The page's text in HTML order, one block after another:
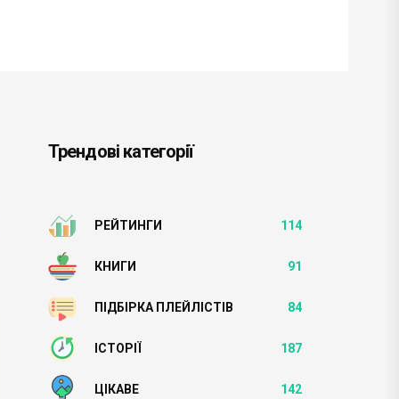
Трендові категорії
РЕЙТИНГИ 114
КНИГИ 91
ПІДБІРКА ПЛЕЙЛІСТІВ 84
ІСТОРІЇ 187
ЦІКАВЕ 142